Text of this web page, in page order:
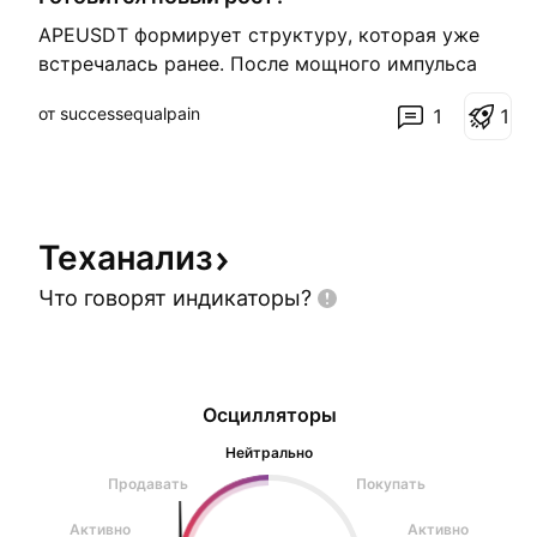
APEUSDT формирует структуру, которая уже
встречалась ранее. После мощного импульса
накопление, а затем рынок обновил локальный
от successequalpain 1 1
Теханализ
Что говорят индикаторы?
Осцилляторы
Нейтрально
Продавать
Покупать
Активно
Активно